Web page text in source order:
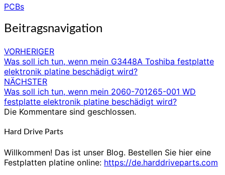
PCBs
Beitragsnavigation
VORHERIGER
Was soll ich tun, wenn mein G3448A Toshiba festplatte
elektronik platine beschädigt wird?
NÄCHSTER
Was soll ich tun, wenn mein 2060-701265-001 WD
festplatte elektronik platine beschädigt wird?
Die Kommentare sind geschlossen.
Hard Drive Parts
Willkommen! Das ist unser Blog. Bestellen Sie hier eine
Festplatten platine online: https://de.harddriveparts.com